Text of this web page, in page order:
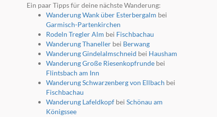
Ein paar Tipps für deine nächste Wanderung:
Wanderung Wank über Esterbergalm bei
Garmisch-Partenkirchen
Rodeln Tregler Alm bei Fischbachau
Wanderung Thanellerbei Berwang
Wanderung Gindelalmschneid bei Hausham
Wanderung Große Riesenkopfrundebei
Flintsbach am Inn
Wanderung Schwarzenberg von Ellbach bei
Fischbachau
Wanderung Lafeldkopfbei Schönau am
Königssee